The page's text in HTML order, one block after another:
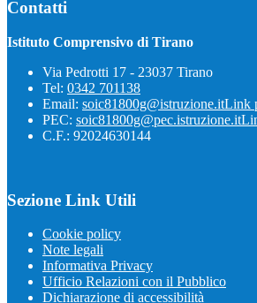
Contatti
Istituto Comprensivo di Tirano
Via Pedrotti 17 - 23037 Tirano
Tel: 0342 701138
Email: soic81800g@istruzione.itLink
PEC: soic81800g@pec.istruzione.it
C.F.: 92024630144
Sezione Link Utili
Cookie policy
Note legali
Informativa Privacy
Ufficio Relazioni con il Pubblico
Dichiarazione di accessibilità